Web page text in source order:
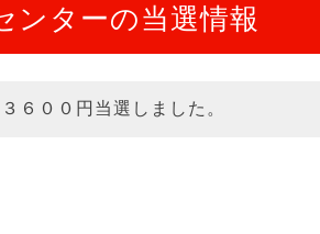
ンターの当選情報
６００円当選しました。